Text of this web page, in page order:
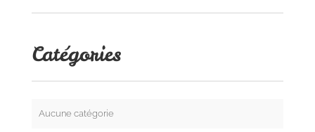
Catégories
Aucune catégorie